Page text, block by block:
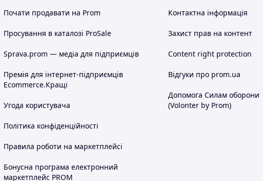
Почати продавати на Prom
Просування в каталозі ProSale
Sprava.prom — медіа для підприємців
Премія для інтернет-підприємців
Ecommerce.Кращі
Угода користувача
Політика конфіденційності
Правила роботи на маркетплейсі
Бонусна програма електронний
маркетплейс PROM
Контактна інформація
Захист прав на контент
Content right protection
Відгуки про prom.ua
Допомога Силам оборони
(Volonter by Prom)